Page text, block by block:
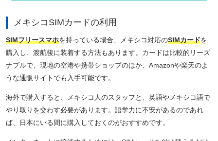
メキシコSIMカードの利用
SIMフリースマホを持っている場合、メキシコ対応のSIMカードを
購入し、渡航後に装着する方法もあります。カードは比較的リーズ
ナブルで、現地の空港や携帯ショップのほか、Amazonや楽天のよ
うな通販サイトでも入手可能です。
海外で購入すると、メキシコ人のスタッフと、英語やメキシコ語で
やり取りを交わす必要があります。語学力に不安があるのであれ
ば、日本にいる間に購入しておくのがおすすめです。